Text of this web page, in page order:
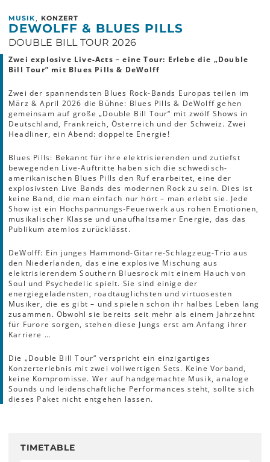
MUSIK , KONZERT
DEWOLFF & BLUES PILLS
DOUBLE BILL TOUR 2026
Zwei explosive Live-Acts – eine Tour: Erlebe die „Double
Bill Tour” mit Blues Pills & DeWolff
Zwei der spannendsten Blues Rock-Bands Europas teilen im
März & April 2026 die Bühne: Blues Pills & DeWolff gehen
gemeinsam auf große „Double Bill Tour“ mit zwölf Shows in
Deutschland, Frankreich, Österreich und der Schweiz. Zwei
Headliner, ein Abend: doppelte Energie!
Blues Pills: Bekannt für ihre elektrisierenden und zutiefst
bewegenden Live-Auftritte haben sich die schwedisch-
amerikanischen Blues Pills den Ruf erarbeitet, eine der
explosivsten Live Bands des modernen Rock zu sein. Dies ist
keine Band, die man einfach nur hört – man erlebt sie. Jede
Show ist ein Hochspannungs-Feuerwerk aus rohen Emotionen,
musikalischer Klasse und unaufhaltsamer Energie, das das
Publikum atemlos zurücklässt.
DeWolff: Ein junges Hammond-Gitarre-Schlagzeug-Trio aus
den Niederlanden, das eine explosive Mischung aus
elektrisierendem Southern Bluesrock mit einem Hauch von
Soul und Psychedelic spielt. Sie sind einige der
energiegeladensten, roadtauglichsten und virtuosesten
Musiker, die es gibt – und spielen schon ihr halbes Leben lang
zusammen. Obwohl sie bereits seit mehr als einem Jahrzehnt
für Furore sorgen, stehen diese Jungs erst am Anfang ihrer
Karriere …
Die „Double Bill Tour“ verspricht ein einzigartiges
Konzerterlebnis mit zwei vollwertigen Sets. Keine Vorband,
keine Kompromisse. Wer auf handgemachte Musik, analoge
Sounds und leidenschaftliche Performances steht, sollte sich
dieses Paket nicht entgehen lassen.
TIMETABLE